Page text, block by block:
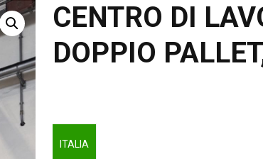
CENTRO DI
DOPPIO
ITALIA